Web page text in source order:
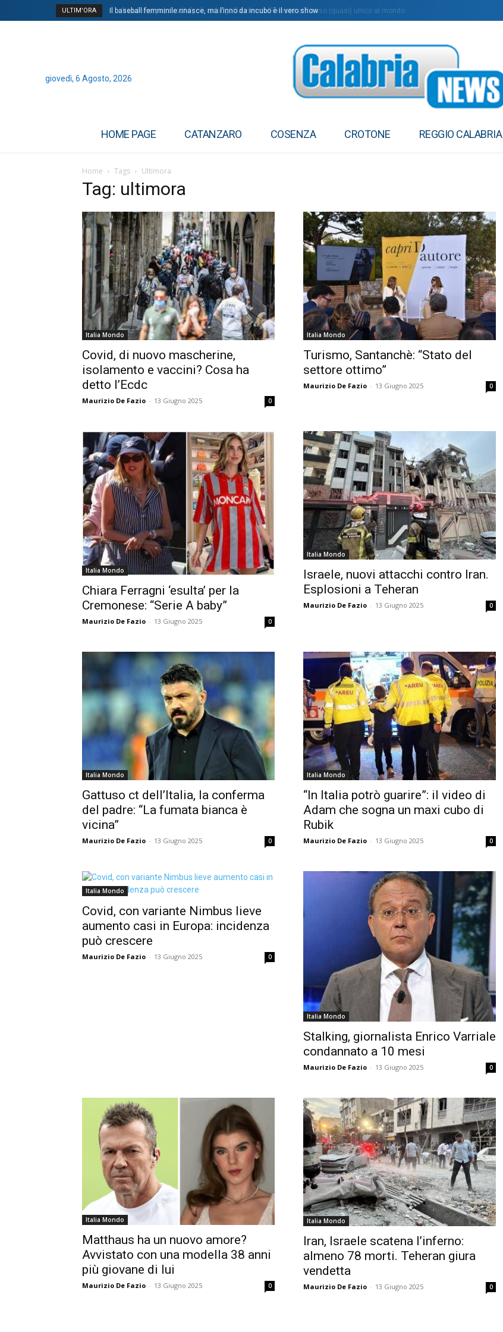
ULTIM'ORA “Ho dolori pazzeschi”, c’è un’anguilla viva nell’intestino: il caso (quasi) unico al mondo
giovedì, 6 Agosto, 2026
HOME PAGE CATANZARO COSENZA CROTONE REGGIO CALABRIA
Home Tags Ultimora
Tag: ultimora
Italia Mondo
Covid, di nuovo mascherine,
isolamento e vaccini? Cosa ha
detto l’Ecdc
Maurizio De Fazio - 13 Giugno 2025 0
Italia Mondo
Turismo, Santanchè: “Stato del
settore ottimo”
Maurizio De Fazio - 13 Giugno 2025 0
Italia Mondo
Chiara Ferragni ‘esulta’ per la
Cremonese: “Serie A baby”
Maurizio De Fazio - 13 Giugno 2025 0
Italia Mondo
Israele, nuovi attacchi contro Iran.
Esplosioni a Teheran
Maurizio De Fazio - 13 Giugno 2025 0
Italia Mondo
Gattuso ct dell’Italia, la conferma
del padre: “La fumata bianca è
vicina”
Maurizio De Fazio - 13 Giugno 2025 0
Italia Mondo
“In Italia potrò guarire”: il video di
Adam che sogna un maxi cubo di
Rubik
Maurizio De Fazio - 13 Giugno 2025 0
Italia Mondo
Covid, con variante Nimbus lieve
aumento casi in Europa: incidenza
può crescere
Maurizio De Fazio - 13 Giugno 2025 0
Italia Mondo
Stalking, giornalista Enrico Varriale
condannato a 10 mesi
Maurizio De Fazio - 13 Giugno 2025 0
Italia Mondo
Matthaus ha un nuovo amore?
Avvistato con una modella 38 anni
più giovane di lui
Maurizio De Fazio - 13 Giugno 2025 0
Italia Mondo
Iran, Israele scatena l’inferno:
almeno 78 morti. Teheran giura
vendetta
Maurizio De Fazio - 13 Giugno 2025 0